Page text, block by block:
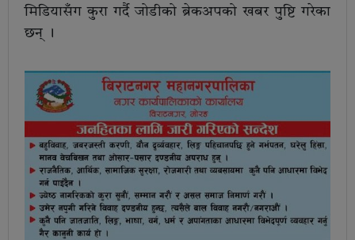
मिडियासँग कुरा गर्दै जोडीको ब्रेकअपको खबर पुष्टि गरेका
छन् ।